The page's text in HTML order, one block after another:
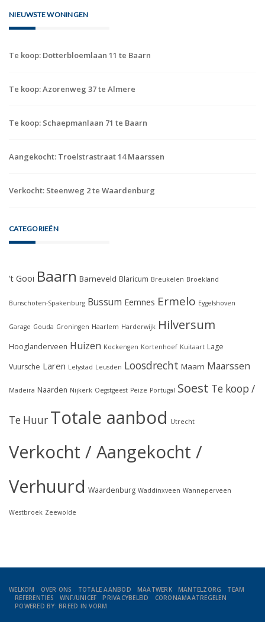
NIEUWSTE WONINGEN
Te koop: Dotterbloemlaan 11 te Baarn
Te koop: Azorenweg 37 te Almere
Te koop: Schaepmanlaan 71 te Baarn
Aangekocht: Troelstrastraat 14 Maarssen
Verkocht: Steenweg 2 te Waardenburg
CATEGORIEËN
't Gooi Baarn Barneveld Blaricum Breukelen Broekland
Bunschoten-Spakenburg Bussum Eemnes Ermelo Eygelshoven
Garage Gouda Groningen Haarlem Harderwijk Hilversum
Hooglanderveen Huizen Kockengen Kortenhoef Kuitaart Lage
Vuursche Laren Lelystad Leusden Loosdrecht Maarn Maarssen
Madeira Naarden Nijkerk Oegstgeest Peize Portugal Soest Te koop /
Te Huur Totale aanbod Utrecht
Verkocht / Aangekocht /
Verhuurd Waardenburg Waddinxveen Wanneperveen
Westbroek Zeewolde
WELKOM OVER ONS TOTALE AANBOD MAATWERK MANTELZORG
TEAM
REFERENTIES
WNF/UNICEF PRIVACYBELEID
CORONAMAATREGELEN
POWERED BY: BREED IN VORM